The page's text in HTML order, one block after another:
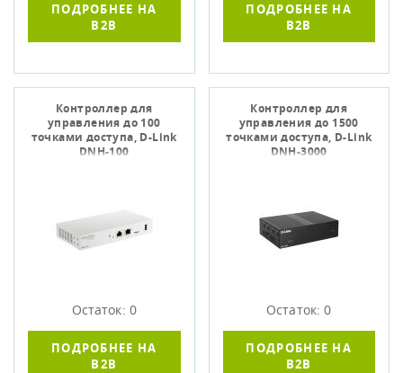
ПОДРОБНЕЕ НА
B2B
ПОДРОБНЕЕ НА
B2B
Контроллер для
управления до 100
точками доступа, D-Link
DNH-100
Остаток: 0
ПОДРОБНЕЕ НА
B2B
Контроллер для
управления до 1500
точками доступа, D-Link
DNH-3000
Остаток: 0
ПОДРОБНЕЕ НА
B2B